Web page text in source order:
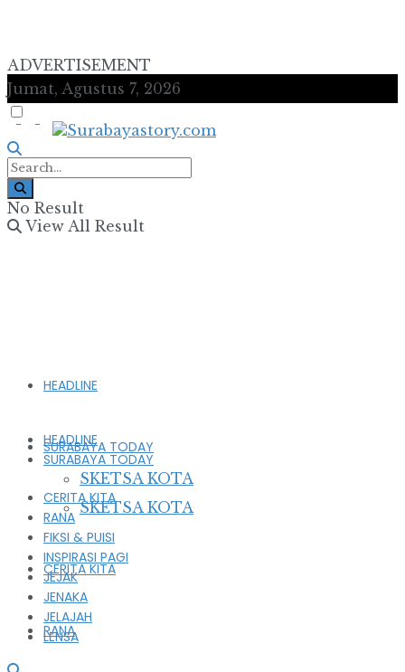
ADVERTISEMENT
Jumat, Agustus 7, 2026
No Result
View All Result
HEADLINE
SURABAYA TODAY
SKETSA KOTA
CERITA KITA
RANA
HEADLINE
SURABAYA TODAY
SKETSA KOTA
CERITA KITA
RANA
FIKSI & PUISI
INSPIRASI PAGI
JEJAK
JENAKA
JELAJAH
LENSA